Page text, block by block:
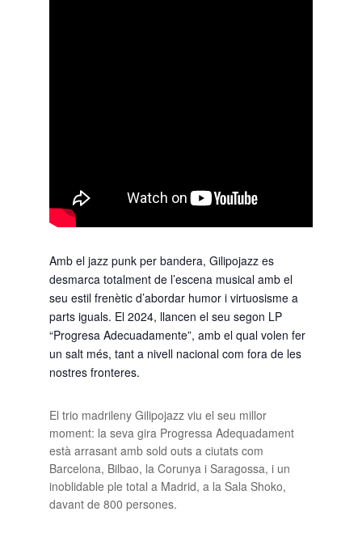
Amb el jazz punk per bandera, Gilipojazz es
desmarca totalment de l’escena musical amb el
seu estil frenètic d’abordar humor i virtuosisme a
parts iguals. El 2024, llancen el seu segon LP
“Progresa Adecuadamente”, amb el qual volen fer
un salt més, tant a nivell nacional com fora de les
nostres fronteres.
El trio madrileny Gilipojazz viu el seu millor
moment: la seva gira Progressa Adequadament
està arrasant amb sold outs a ciutats com
Barcelona, Bilbao, la Corunya i Saragossa, i un
inoblidable ple total a Madrid, a la Sala Shoko,
davant de 800 persones.